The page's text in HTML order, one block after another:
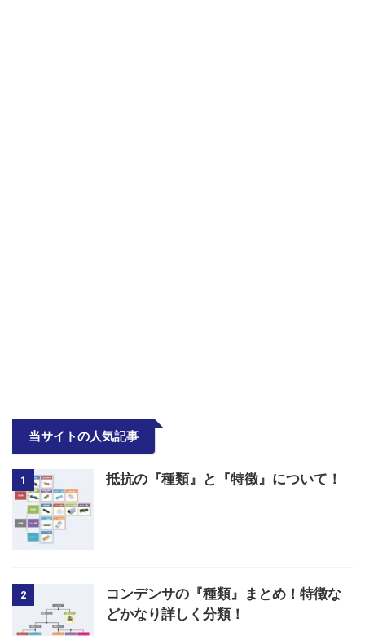
当サイトの人気記事
1 抵抗の『種類』と『特徴』について！
2
コンデンサの『種類』まとめ！特徴な
どかなり詳しく分類！